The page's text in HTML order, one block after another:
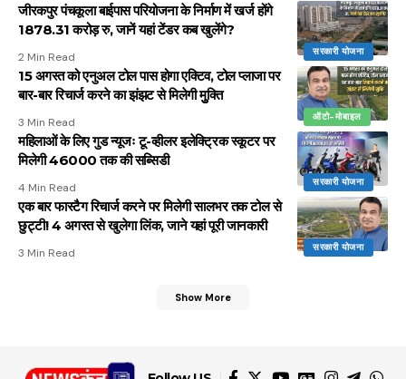
सरकारी योजना
जीरकपुर पंचकूला बाईपास परियोजना के निर्माण में खर्ज होंगे
1878.31 करोड़ रु, जानें यहां टेंडर कब खुलेंगे?
2 Min Read
ऑटो-मोबाइल
15 अगस्त को एनुअल टोल पास होगा एक्टिव, टोल प्लाजा पर
बार-बार रिचार्ज करने का झंझट से मिलेगी मुुक्ति
3 Min Read
सरकारी योजना
महिलाओं के लिए गुड न्यूजः टू-व्हीलर इलेक्ट्रिक स्कूटर पर
मिलेगी 46000 तक की सब्सिडी
4 Min Read
सरकारी योजना
एक बार फास्टैग रिचार्ज करने पर मिलेगी सालभर तक टोल से
छुट्टी! 4 अगस्त से खुलेगा लिंक, जाने यहां पूरी जानकारी
3 Min Read
Show More